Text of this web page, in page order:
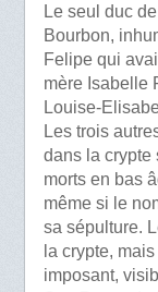
Le seul duc
Bourbon,
Felipe qui
mère Isabelle
Louise-
Les trois
dans la crypte
morts en bas
même si le
sa sépulture.
la crypte,
imposant,